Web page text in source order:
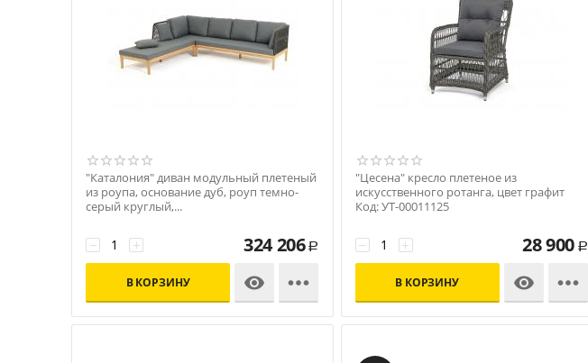
"Каталония" диван модульный плетеный
из роупа, основание дуб, роуп темно-
серый круглый,...
+
− 324 206 Р
В КОРЗИНУ 

"Цесена" кресло плетеное из
искусственного ротанга, цвет графит
Код: УТ-00011125
+
− 28 900 Р
В КОРЗИНУ 
